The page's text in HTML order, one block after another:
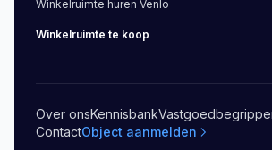
Winkelruimte huren Venlo
Winkelruimte te koop
Over onsKennisbank
ContactObject aanmelden